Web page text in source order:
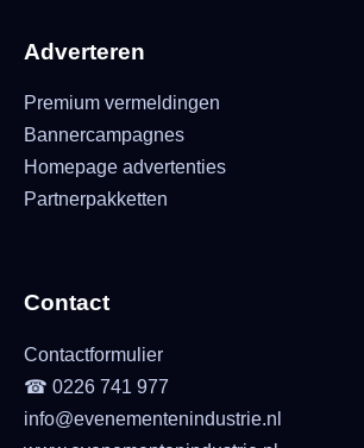
Adverteren
Premium vermeldingen
Bannercampagnes
Homepage advertenties
Partnerpakketten
Contact
Contactformulier
☎ 0226 741 977
info@evenementenindustrie.nl